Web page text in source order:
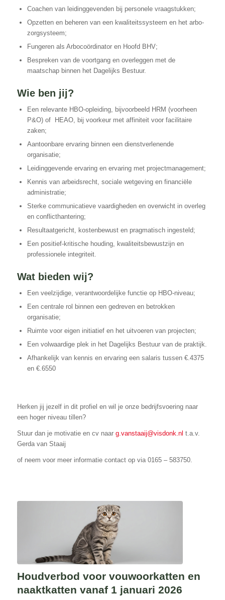
Coachen van leidinggevenden bij personele vraagstukken;
Opzetten en beheren van een kwaliteitssysteem en het arbo-
zorgsysteem;
Fungeren als Arbocoördinator en Hoofd BHV;
Bespreken van de voortgang en overleggen met de
maatschap binnen het Dagelijks Bestuur.
Wie ben jij?
Een relevante HBO-opleiding, bijvoorbeeld HRM (voorheen
P&O) of HEAO, bij voorkeur met affiniteit voor facilitaire
zaken;
Aantoonbare ervaring binnen een dienstverlenende
organisatie;
Leidinggevende ervaring en ervaring met projectmanagement;
Kennis van arbeidsrecht, sociale wetgeving en financiële
administratie;
Sterke communicatieve vaardigheden en overwicht in overleg
en conflicthantering;
Resultaatgericht, kostenbewust en pragmatisch ingesteld;
Een positief-kritische houding, kwaliteitsbewustzijn en
professionele integriteit.
Wat bieden wij?
Een veelzijdige, verantwoordelijke functie op HBO-niveau;
Een centrale rol binnen een gedreven en betrokken
organisatie;
Ruimte voor eigen initiatief en het uitvoeren van projecten;
Een volwaardige plek in het Dagelijks Bestuur van de praktijk.
Afhankelijk van kennis en ervaring een salaris tussen €.4375
en €.6550
Herken jij jezelf in dit profiel en wil je onze bedrijfsvoering naar
een hoger niveau tillen?
Stuur dan je motivatie en cv naar g.vanstaaij@visdonk.nl t.a.v.
Gerda van Staaij
of neem voor meer informatie contact op via 0165 – 583750.
Houdverbod voor vouwoorkatten en
naaktkatten vanaf 1 januari 2026